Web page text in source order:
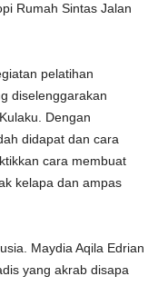
Rumah Sintas Jalan
pelatihan
diselenggarakan
Dengan
didapat dan cara
cara membuat
kelapa dan ampas
Maydia Aqila Edrian
yang akrab disapa